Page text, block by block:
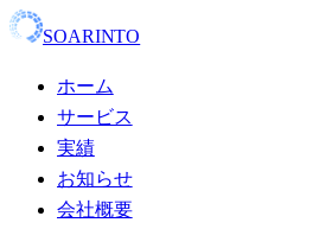
SOARINTO
ホーム
サービス
実績
お知らせ
会社概要